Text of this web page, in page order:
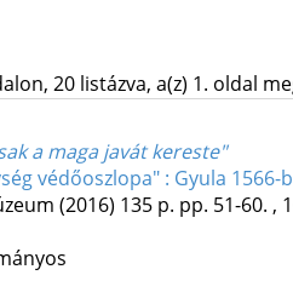
20 listázva, a(z) 1. oldal
a maga javát kereste"
védőoszlopa" : Gyula 1566-
(2016) 135 p. pp. 51-60. ,